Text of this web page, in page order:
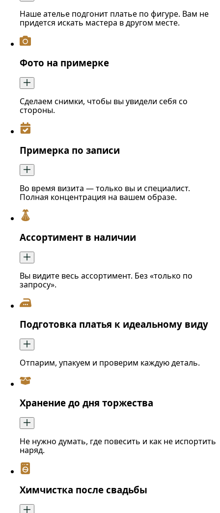
Наше ателье подгонит платье по фигуре. Вам не
придется искать мастера в другом месте.
Фото на примерке
Сделаем снимки, чтобы вы увидели себя со
стороны.
Примерка по записи
Во время визита — только вы и специалист.
Полная концентрация на вашем образе.
Ассортимент в наличии
Вы видите весь ассортимент. Без «только по
запросу».
Подготовка платья к идеальному виду
Отпарим, упакуем и проверим каждую деталь.
Хранение до дня торжества
Не нужно думать, где повесить и как не испортить
наряд.
Химчистка после свадьбы